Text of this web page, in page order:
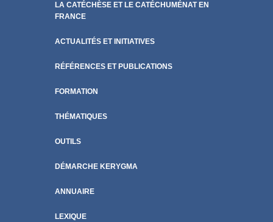
LA CATÉCHÈSE ET LE CATÉCHUMÉNAT EN
FRANCE
ACTUALITÉS ET INITIATIVES
RÉFÉRENCES ET PUBLICATIONS
FORMATION
THÉMATIQUES
OUTILS
DÉMARCHE KERYGMA
ANNUAIRE
LEXIQUE